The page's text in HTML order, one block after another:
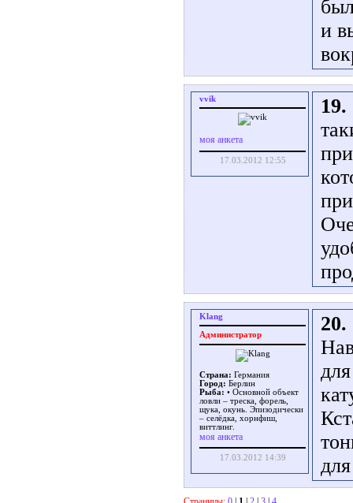
и
vvik
моя анкета
17.03.2012 12:55
19.
Klang
Администратор
Страна: Германия
Город: Берлин
Рыба: • Основной объект
ловли – треска, форель,
щука, окунь. Эпизодически
– селёдка, хорнфиш,
виттлинг.
моя анкета
17.03.2012 14:39
20.